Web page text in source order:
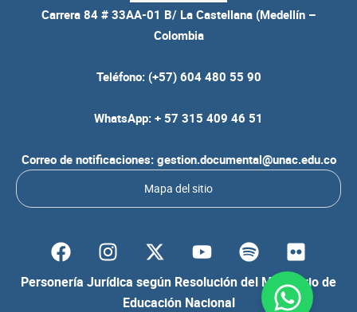
Carrera 84 # 33AA-01 B/ La Castellana (Medellín –
Colombia
Teléfono: (+57) 604 480 55 90
WhatsApp: + 57 315 409 46 51
Correo de notificaciones: gestion.documental@unac.edu.co
Mapa del sitio
Personería Jurídica según Resolución del Ministerio de
Educación Nacional
F
a
c
I
n
s
Y
o
u
t
S
p
o
F
l
i
c